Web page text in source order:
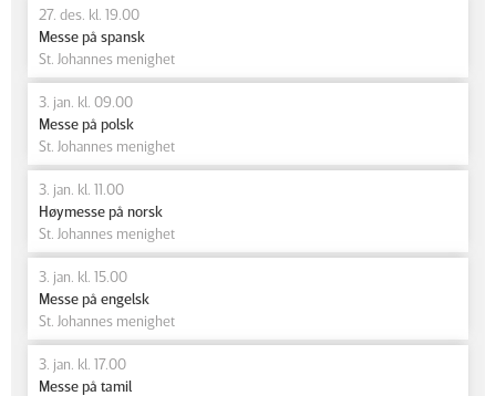
27. des. kl. 19.00
Messe på spansk
St. Johannes menighet
3. jan. kl. 09.00
Messe på polsk
St. Johannes menighet
3. jan. kl. 11.00
Høymesse på norsk
St. Johannes menighet
3. jan. kl. 15.00
Messe på engelsk
St. Johannes menighet
3. jan. kl. 17.00
Messe på tamil